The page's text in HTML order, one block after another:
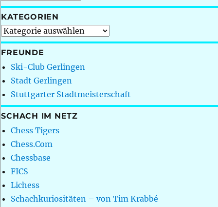
KATEGORIEN
Kategorien
FREUNDE
Ski-Club Gerlingen
Stadt Gerlingen
Stuttgarter Stadtmeisterschaft
SCHACH IM NETZ
Chess Tigers
Chess.Com
Chessbase
FICS
Lichess
Schachkuriositäten – von Tim Krabbé